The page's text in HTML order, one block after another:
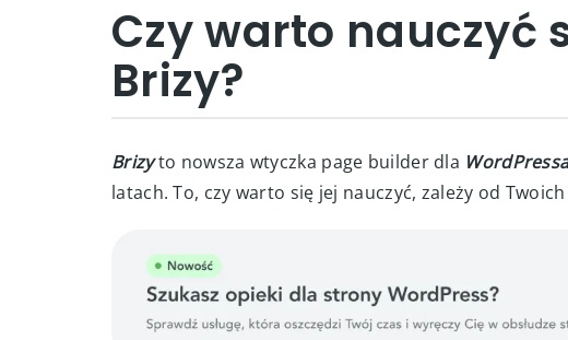
Czy warto nauczyć
Brizy?
Brizy to nowsza wtyczka page builder dla
latach. To, czy warto się jej nauczyć, zależy od